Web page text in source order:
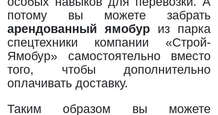
потому вы можете забрать
арендованный ямобур из парка
спецтехники компании «Строй-
Ямобур» самостоятельно вместо
того, чтобы дополнительно
оплачивать доставку.
Таким образом вы можете